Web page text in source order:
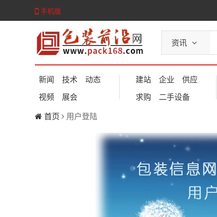
手机版
资讯
新闻 技术
动态
视频
展会
建站 企业
供应
求购
二手设备
首页
用户登陆